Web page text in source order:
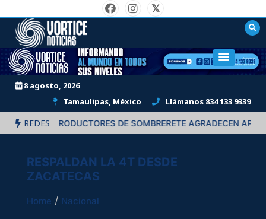
to
content
"Informando al mundo en todos sus niveles."
8 agosto, 2026
Tamaulipas, México
Llámanos 834 133 9339
REDES
PRODUCTORES DE SOMBRERETE AGRADECEN APOYOS
RESPALDAN LA 4T DESDE
ZACATECAS
Home Nacional